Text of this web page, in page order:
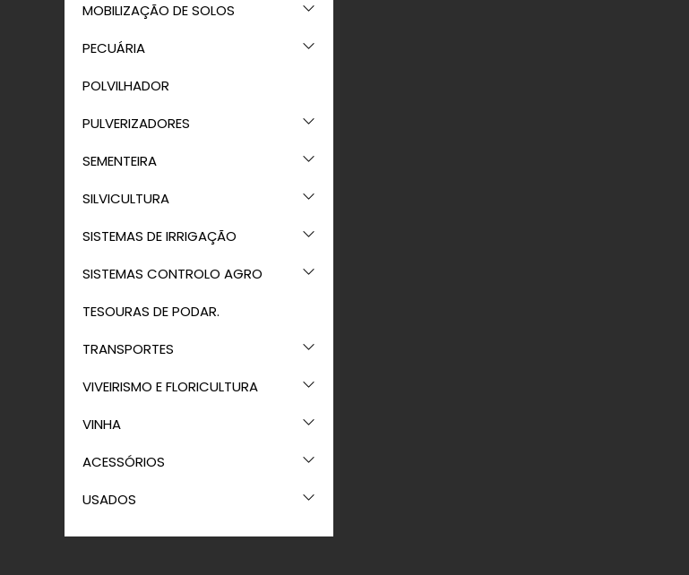
MOBILIZAÇÃO DE SOLOS
PECUÁRIA
POLVILHADOR
PULVERIZADORES
SEMENTEIRA
SILVICULTURA
SISTEMAS DE IRRIGAÇÃO
SISTEMAS CONTROLO AGRO
TESOURAS DE PODAR.
TRANSPORTES
VIVEIRISMO E FLORICULTURA
VINHA
ACESSÓRIOS
USADOS